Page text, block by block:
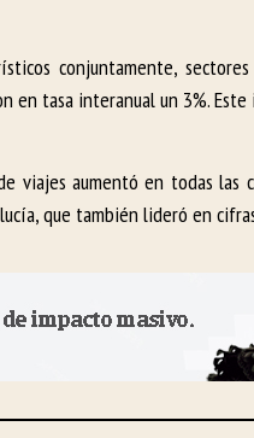
conjuntamente,
en tasa interanual un 3%.
viajes aumentó en todas las
que también lideró en